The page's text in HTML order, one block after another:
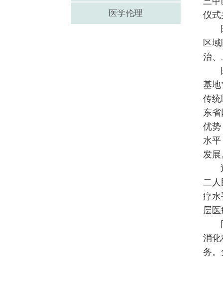
医学伦理
仪式
区
治、
基地
传统
东
优势
水平
发展
二人
疗水
层
消化
务。